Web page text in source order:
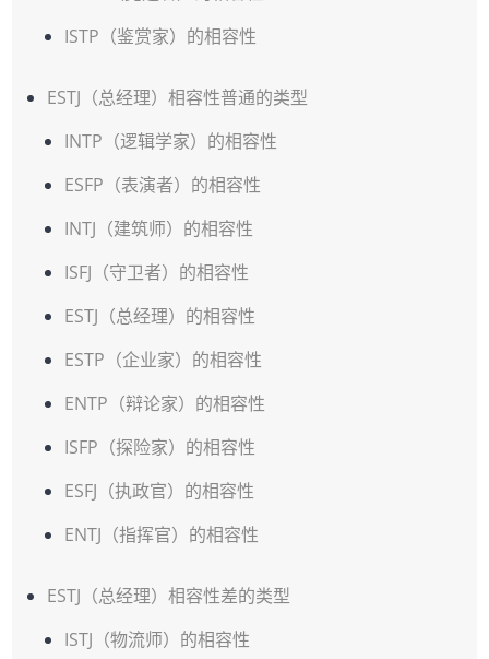
ISTP（鉴赏家）的相容性
ESTJ（总经理）相容性普通的类型
INTP（逻辑学家）的相容性
ESFP（表演者）的相容性
INTJ（建筑师）的相容性
ISFJ（守卫者）的相容性
ESTJ（总经理）的相容性
ESTP（企业家）的相容性
ENTP（辩论家）的相容性
ISFP（探险家）的相容性
ESFJ（执政官）的相容性
ENTJ（指挥官）的相容性
ESTJ（总经理）相容性差的类型
ISTJ（物流师）的相容性